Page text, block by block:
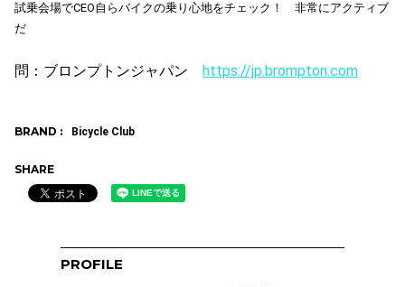
試乗会場でCEO自らバイクの乗り心地をチェック！ 非常にアクティブ
だ
問：ブロンプトンジャパン https://jp.brompton.com
BRAND : Bicycle Club
SHARE
PROFILE